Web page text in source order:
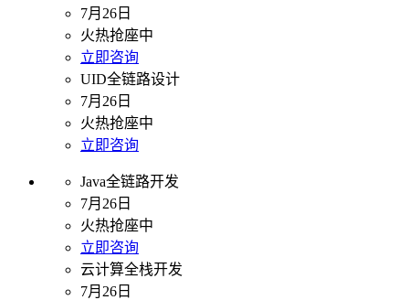
7月26日
火热抢座中
立即咨询
UID全链路设计
7月26日
火热抢座中
立即咨询
Java全链路开发
7月26日
火热抢座中
立即咨询
云计算全栈开发
7月26日